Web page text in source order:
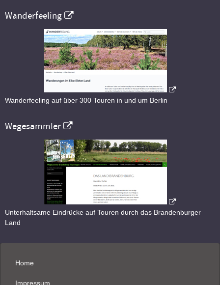
Wanderfeeling
Wanderfeeling auf über 300 Touren in und um Berlin
Wegesammler
Unterhaltsame Eindrücke auf Touren durch das Brandenburger
Land
Home
Impressum